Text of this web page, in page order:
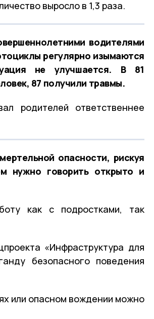
выросло в 1,3 раза.
водителями
регулярно изымаются
не улучшается. В 81
87 получили травмы.
родителей ответственнее
опасности, рискуя
нужно говорить открыто и
как с подростками, так
«Инфраструктура для
безопасного поведения
или опасном вождении можно